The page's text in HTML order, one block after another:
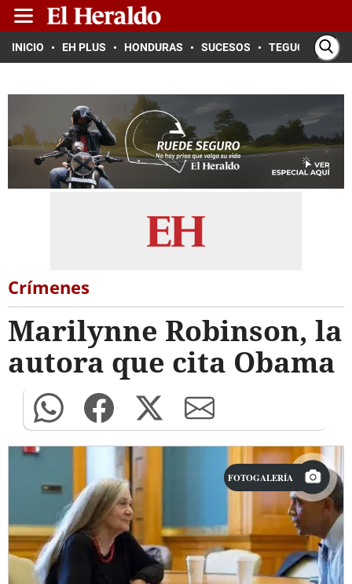
INICIO EH PLUS HONDURAS SUCESOS TEGUCIGALPA
Crímenes
Marilynne Robinson, la
autora que cita Obama
FOTOGALERÍA